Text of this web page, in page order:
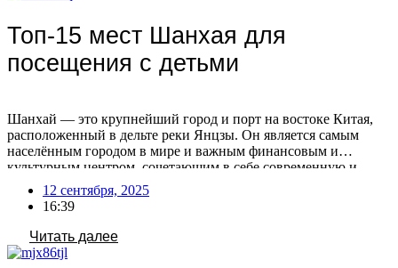
Топ-15 мест Шанхая для
посещения с детьми
Шанхай — это крупнейший город и порт на востоке Китая,
расположенный в дельте реки Янцзы. Он является самым
населённым городом в мире и важным финансовым и
культурным центром, сочетающим в себе современную и
традиционную культуру Китая. После отмены виз для россиян
с 15 сентября 2025, посещение Китая станет более доступным
и популярным! Воспользуйтесь этой возможностью, […]
12 сентября, 2025
16:39
Читать далее